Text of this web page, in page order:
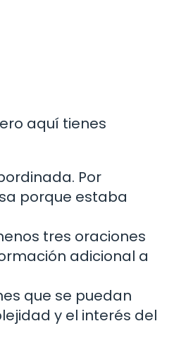
aquí tienes
Por
porque estaba
tres oraciones
adicional a
que se puedan
y el interés del